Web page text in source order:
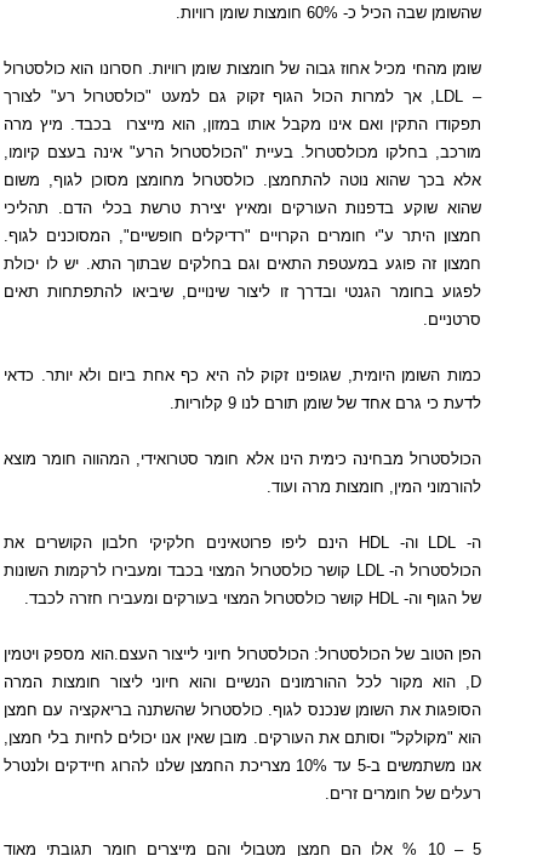
שהשומן שבה הכיל כ- 60% חומצות שומן רוויות.
שומן מהחי מכיל אחוז גבוה של חומצות שומן רוויות. חסרונו הוא כולסטרול
–
LDL , אך למרות הכול הגוף זקוק גם למעט "כולסטרול רע" לצורך
תפקודו התקין ואם אינו מקבל אותו במזון, הוא מייצרו
בכבד. מיץ מרה
מורכב, בחלקו מכולסטרול. בעיית "הכולסטרול הרע" אינה בעצם קיומו,
אלא בכך שהוא נוטה להתחמצן. כולסטרול מחומצן מסוכן לגוף, משום
שהוא שוקע בדפנות העורקים ומאיץ יצירת טרשת בכלי הדם. תהליכי
חמצון היתר ע"י חומרים הקרויים "רדיקלים חופשיים", המסוכנים לגוף.
חמצון זה פוגע במעטפת התאים וגם בחלקים שבתוך התא. יש לו יכולת
לפגוע בחומר הגנטי ובדרך זו ליצור שינויים, שיביאו להתפתחות תאים
סרטניים.
כמות השומן היומית, שגופינו זקוק לה היא כף אחת ביום ולא יותר. כדאי
לדעת כי גרם אחד של שומן תורם לנו 9 קלוריות.
הכולסטרול מבחינה כימית הינו אלא חומר סטרואידי, המהווה חומר מוצא
להורמוני המין, חומצות מרה ועוד.
ה- LDL וה- HDL הינם ליפו פרוטאינים חלקיקי חלבון הקושרים את
הכולסטרול ה- LDL קושר כולסטרול המצוי בכבד ומעבירו לרקמות השונות
של הגוף וה- HDL קושר כולסטרול המצוי בעורקים ומעבירו חזרה לכבד.
הפן הטוב של הכולסטרול: הכולסטרול חיוני לייצור העצם.הוא מספק ויטמין
D , הוא מקור לכל ההורמונים הנשיים והוא חיוני ליצור חומצות המרה
הסופגות את השומן שנכנס לגוף. כולסטרול שהשתנה בריאקציה עם חמצן
הוא "מקולקל" וסותם את העורקים. מובן שאין אנו יכולים לחיות בלי חמצן,
אנו משתמשים ב-5 עד 10% מצריכת החמצן שלנו להרוג חיידקים ולנטרל
רעלים של חומרים זרים.
5 – 10 % אלו הם חמצן מטבולי והם מייצרים חומר תגובתי מאוד